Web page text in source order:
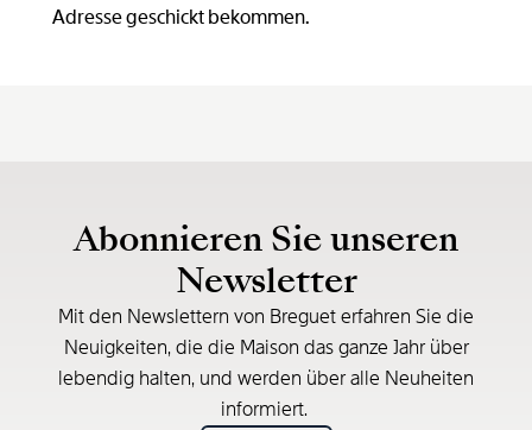
Adresse geschickt bekommen.
Abonnieren Sie unseren
Newsletter
Mit den Newslettern von Breguet erfahren Sie die
Neuigkeiten, die die Maison das ganze Jahr über
lebendig halten, und werden über alle Neuheiten
informiert.